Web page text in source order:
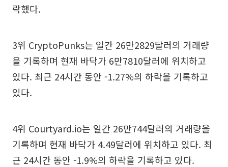
락했다.
3위 CryptoPunks는 일간 26만2829달러의 거래량
을 기록하며 현재 바닥가 6만7810달러에 위치하고
있다. 최근 24시간 동안 -1.27%의 하락을 기록하고
있다.
4위 Courtyard.io는 일간 26만744달러의 거래량을
기록하며 현재 바닥가 4.49달러에 위치하고 있다. 최
근 24시간 동안 -1.9%의 하락을 기록하고 있다.